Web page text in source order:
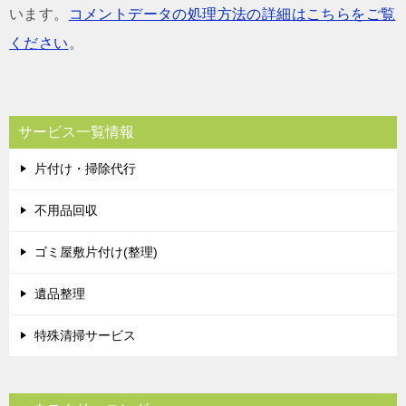
います。
コメントデータの処理方法の詳細はこちらをご覧
ください 。
サービス一覧情報
片付け・掃除代行
不用品回収
ゴミ屋敷片付け(整理)
遺品整理
特殊清掃サービス